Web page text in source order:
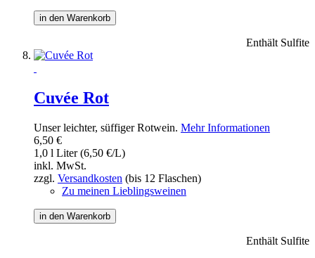
in den Warenkorb
Enthält Sulfite
Cuvée Rot
Unser leichter, süffiger Rotwein. Mehr Informationen
6,50 €
1,0 l Liter (6,50 €/L)
inkl. MwSt.
zzgl. Versandkosten (bis 12 Flaschen)
Zu meinen Lieblingsweinen
in den Warenkorb
Enthält Sulfite